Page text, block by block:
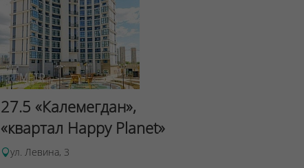
27.5 «Калемегдан»,
«квартал Happy Planet»
ул. Левина, 3